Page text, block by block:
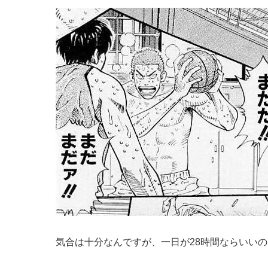
気合は十分なんですが、一日が28時間ならいい